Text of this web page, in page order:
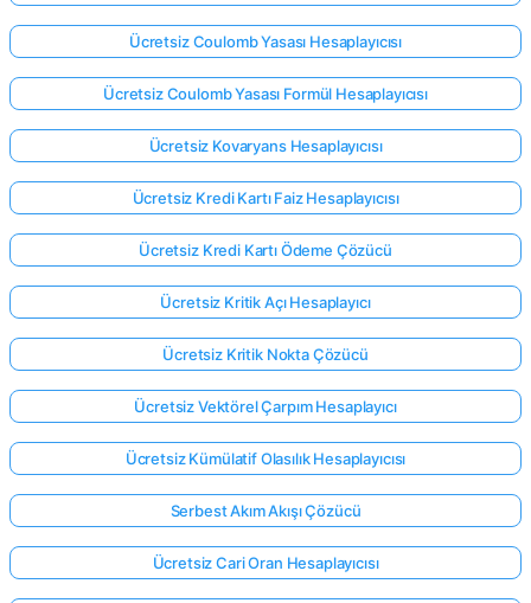
Ücretsiz Coulomb Yasası Hesaplayıcısı
Ücretsiz Coulomb Yasası Formül Hesaplayıcısı
Ücretsiz Kovaryans Hesaplayıcısı
Ücretsiz Kredi Kartı Faiz Hesaplayıcısı
Ücretsiz Kredi Kartı Ödeme Çözücü
Ücretsiz Kritik Açı Hesaplayıcı
Ücretsiz Kritik Nokta Çözücü
Ücretsiz Vektörel Çarpım Hesaplayıcı
Ücretsiz Kümülatif Olasılık Hesaplayıcısı
Serbest Akım Akışı Çözücü
Ücretsiz Cari Oran Hesaplayıcısı